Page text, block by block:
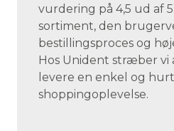
vurdering på 4,5 ud af
sortiment, den
bestillingsproces og
Hos Unident stræber vi
levere en enkel og
shoppingoplevelse.